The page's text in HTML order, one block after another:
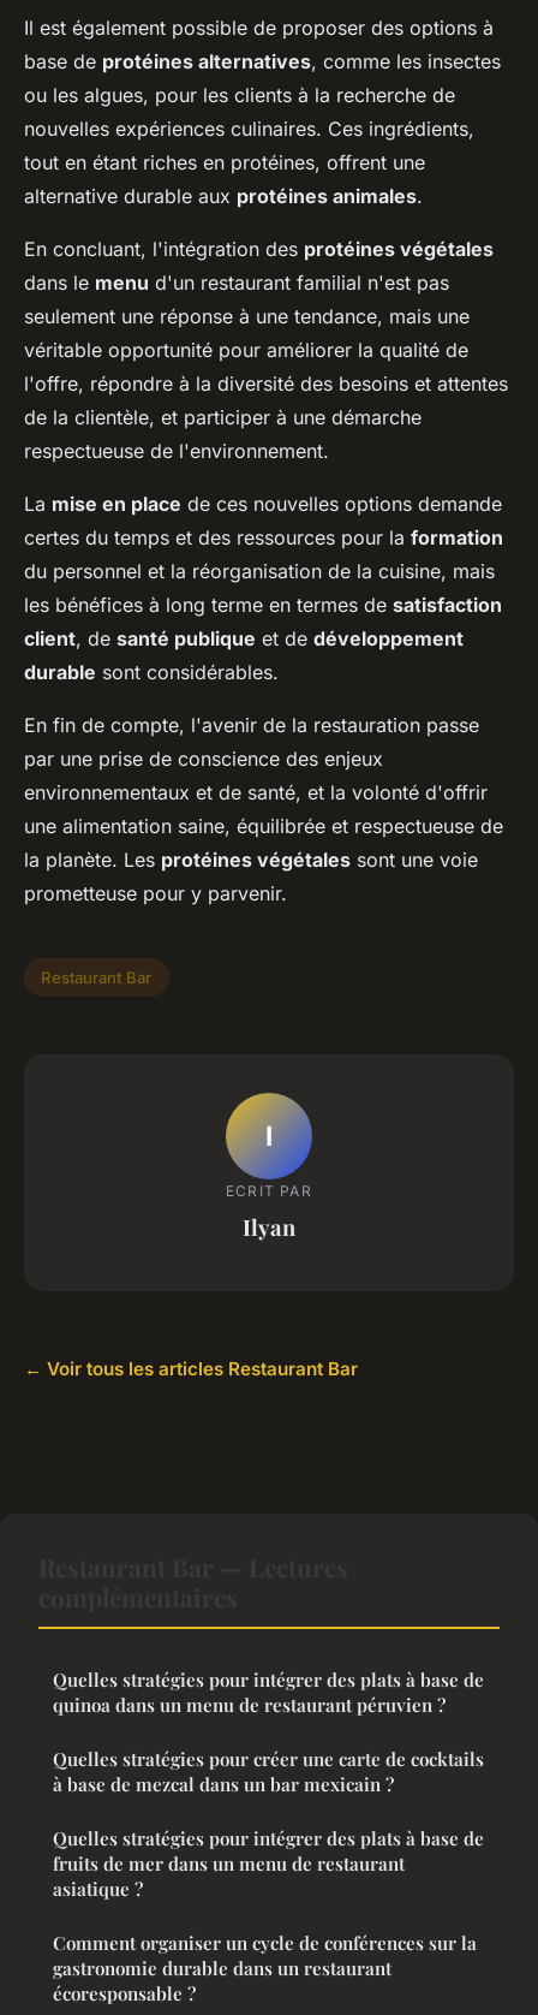
Il est également possible de proposer des options à
base de protéines alternatives, comme les insectes
ou les algues, pour les clients à la recherche de
nouvelles expériences culinaires. Ces ingrédients,
tout en étant riches en protéines, offrent une
alternative durable aux protéines animales.
En concluant, l'intégration des protéines végétales
dans le menu d'un restaurant familial n'est pas
seulement une réponse à une tendance, mais une
véritable opportunité pour améliorer la qualité de
l'offre, répondre à la diversité des besoins et attentes
de la clientèle, et participer à une démarche
respectueuse de l'environnement.
La mise en place de ces nouvelles options demande
certes du temps et des ressources pour la formation
du personnel et la réorganisation de la cuisine, mais
les bénéfices à long terme en termes de satisfaction
client, de santé publique et de développement
durable sont considérables.
En fin de compte, l'avenir de la restauration passe
par une prise de conscience des enjeux
environnementaux et de santé, et la volonté d'offrir
une alimentation saine, équilibrée et respectueuse de
la planète. Les protéines végétales sont une voie
prometteuse pour y parvenir.
Restaurant Bar
I
ECRIT PAR
Ilyan
← Voir tous les articles Restaurant Bar
Quelles stratégies pour intégrer des plats à base de
quinoa dans un menu de restaurant péruvien ?
Quelles stratégies pour créer une carte de cocktails
à base de mezcal dans un bar mexicain ?
Quelles stratégies pour intégrer des plats à base de
fruits de mer dans un menu de restaurant
asiatique ?
Comment organiser un cycle de conférences sur la
gastronomie durable dans un restaurant
écoresponsable ?